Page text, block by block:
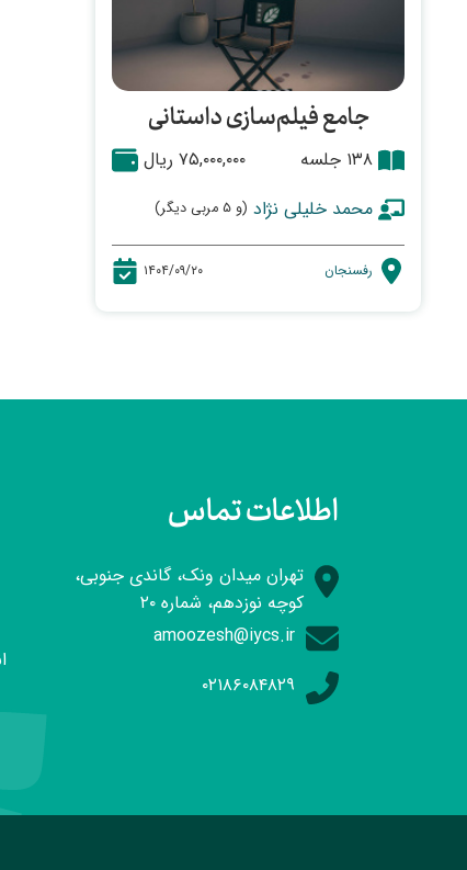
جامع فیلم‌سازی داستانی
۱۳۸ جلسه
۷۵,۰۰۰,۰۰۰ ریال
محمد خلیلی نژاد (و ۵ مربی دیگر)
رفسنجان ۱۴۰۴/۰۹/۲۰
اطلاعات تماس
تهران میدان ونک، گاندی جنوبی،
کوچه نوزدهم، شماره ۲۰
amoozesh@iycs.ir
۰۲۱۸۶۰۸۴۸۲۹